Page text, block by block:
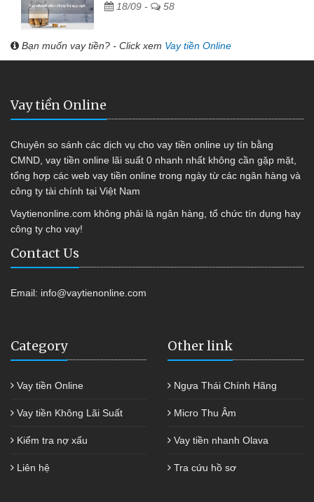
18/09 - 58
Bạn muốn vay tiền? - Click xem Vay tiền Online
Vay tiền Online
Chuyên so sánh các dịch vụ cho vay tiền online uy tín bằng
CMND, vay tiền online lãi suất 0 nhanh nhất không cần gặp mặt,
tổng hợp các web vay tiền online trong ngày từ các ngân hàng và
công ty tài chính tại Việt Nam
Vaytienonline.com không phải là ngân hàng, tổ chức tín dụng hay
công ty cho vay!
Contact Us
Email: info@vaytienonline.com
Category
Vay tiền Online
Vay tiền Không Lãi Suất
Kiểm tra nợ xấu
Liên hệ
Other link
Ngựa Thái Chính Hãng
Micro Thu Âm
Vay tiền nhanh Olava
Tra cứu hồ sơ